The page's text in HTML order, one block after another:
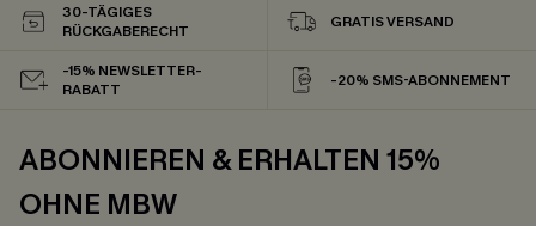
30-TÄGIGES
RÜCKGABERECHT
GRATIS VERSAND
-15% NEWSLETTER-
RABATT
-20% SMS-ABONNEMENT
ABONNIEREN & ERHALTEN 15%
OHNE MBW